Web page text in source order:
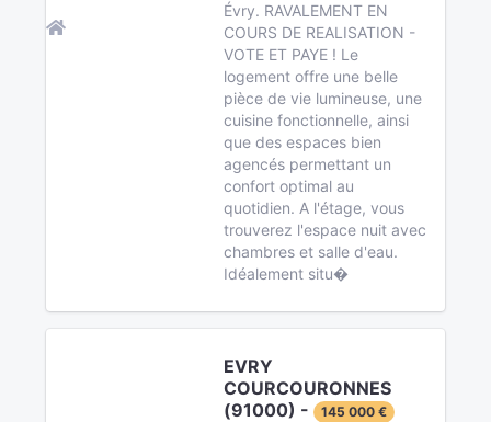
Évry. RAVALEMENT EN
COURS DE REALISATION -
VOTE ET PAYE ! Le
logement offre une belle
pièce de vie lumineuse, une
cuisine fonctionnelle, ainsi
que des espaces bien
agencés permettant un
confort optimal au
quotidien. A l'étage, vous
trouverez l'espace nuit avec
chambres et salle d'eau.
Idéalement situ�
EVRY
COURCOURONNES
(91000) -
145 000 €